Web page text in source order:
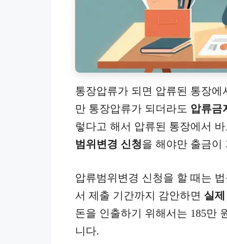
통장압류가 되면 압류된 통장에
만 통장압류가 되더라도 압류금
렇다고 해서 압류된 통장에서
범위변경 신청을 해야만 출금이
압류범위변경 신청을 할 때는
서 제출 기간까지 감안하면 실
돈을 인출하기 위해서는 185만
니다.